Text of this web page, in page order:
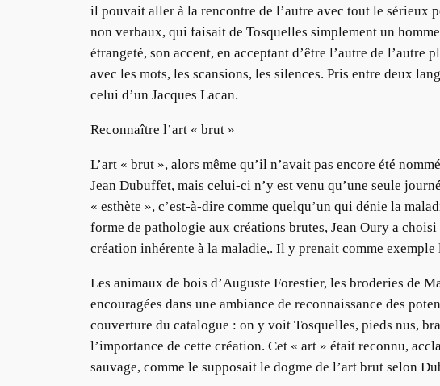
il pouvait aller à la rencontre de l’autre avec tout le sérieux
non verbaux, qui faisait de Tosquelles simplement un
étrangeté, son accent, en acceptant d’être l’autre de
avec les mots, les scansions, les silences. Pris entre deux
celui d’un Jacques Lacan.
Reconnaître l’art « brut »
L’art « brut », alors même qu’il n’avait pas encore été
Jean Dubuffet, mais celui-ci n’y est venu qu’une seule
« esthète », c’est-à-dire comme quelqu’un qui dénie la
forme de pathologie aux créations brutes, Jean Oury a
création inhérente à la maladie,. Il y prenait comme exemple
Les animaux de bois d’Auguste Forestier, les broderies de
encouragées dans une ambiance de reconnaissance des
couverture du catalogue : on y voit Tosquelles, pieds nus,
l’importance de cette création. Cet « art » était reconnu,
sauvage, comme le supposait le dogme de l’art brut selon